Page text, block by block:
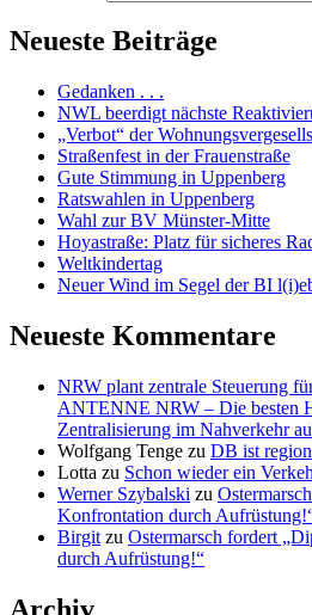
Neueste Beiträge
Gedanken . . .
NWL beerdigt nächste
„Verbot“ der
Straßenfest in der Frauenstraße
Gute Stimmung in Uppenberg
Ratswahlen in Uppenberg
Wahl zur BV Münster-Mitte
Hoyastraße: Platz für sicheres
Weltkindertag
Neuer Wind im Segel der BI
Neueste Kommentare
NRW plant zentrale Steuerung
ANTENNE NRW – Die besten
Zentralisierung im Nahverkehr
Wolfgang Tenge zu DB ist
Lotta zu Schon wieder ein
Werner Szybalski zu
Konfrontation durch
Birgit zu Ostermarsch fordert
durch Aufrüstung!“